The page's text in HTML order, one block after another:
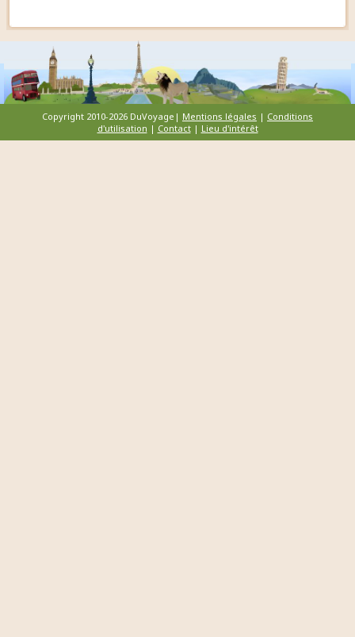
Copyright 2010-2026 DuVoyage| Mentions légales | Conditions
d'utilisation | Contact| Lieu d'intérêt